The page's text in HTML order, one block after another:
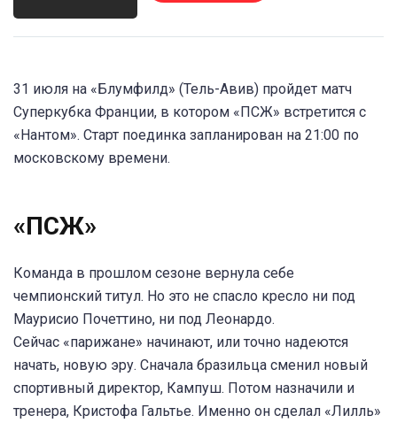
31 июля на «Блумфилд» (Тель-Авив) пройдет матч
Суперкубка Франции, в котором «ПСЖ» встретится с
«Нантом». Старт поединка запланирован на 21:00 по
московскому времени.
«ПСЖ»
Команда в прошлом сезоне вернула себе
чемпионский титул. Но это не спасло кресло ни под
Маурисио Почеттино, ни под Леонардо.
Сейчас «парижане» начинают, или точно надеются
начать, новую эру. Сначала бразильца сменил новый
спортивный директор, Кампуш. Потом назначили и
тренера, Кристофа Гальтье. Именно он сделал «Лилль»